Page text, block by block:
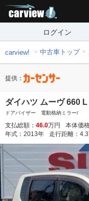
ログイン
carview! 中古車トップ
提供：
ダイハツ ムーヴ 660
ドアバイザー 電動格納ミラー/
支払総額： 46.0万円 本体価
年式： 2013年 走行距離： 4.3